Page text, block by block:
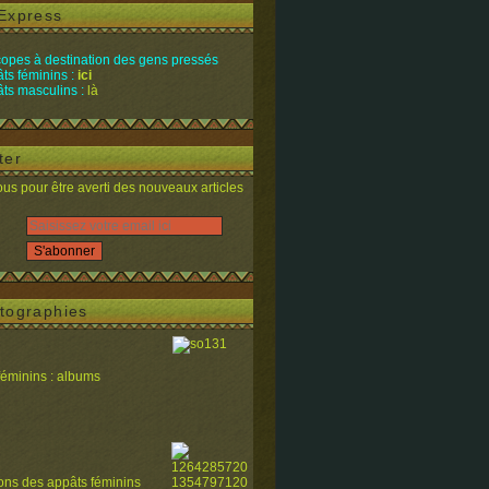
à destination des gens pressés
féminins : ici
masculins : là
pour être averti des nouveaux articles
: albums
des appâts féminins